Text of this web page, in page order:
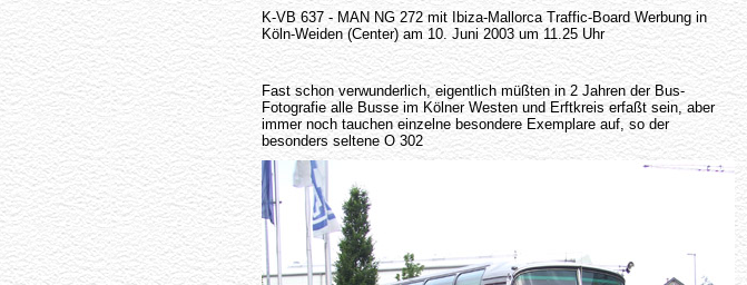
K-VB 637 - MAN NG 272 mit Ibiza-Mallorca Traffic-Board Werbung in
Köln-Weiden (Center) am 10. Juni 2003 um 11.25 Uhr
Fast schon verwunderlich, eigentlich müßten in 2 Jahren der Bus-
Fotografie alle Busse im Kölner Westen und Erftkreis erfaßt sein, aber
immer noch tauchen einzelne besondere Exemplare auf, so der
besonders seltene O 302